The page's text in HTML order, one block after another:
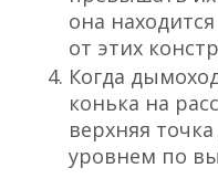
она
от этих
Когда
конька на
верхняя
уровнем по